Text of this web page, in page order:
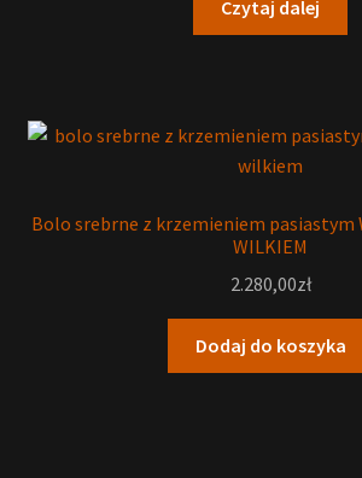
Czytaj dalej
Bolo srebrne z krzemieniem pasiastym
WILKIEM
2.280,00zł
Dodaj do koszyka